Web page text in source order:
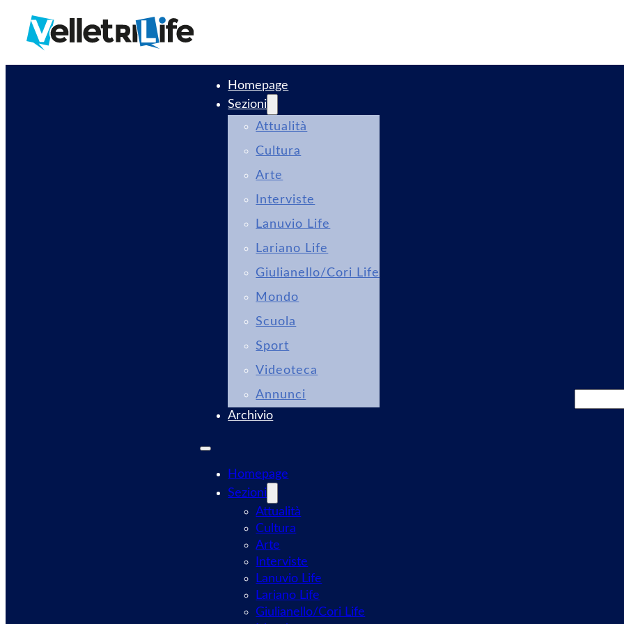
Homepage
Sezioni
Attualità
Cultura
Arte
Interviste
Lanuvio Life
Lariano Life
Giulianello/Cori Life
Mondo
Scuola
Sport
Videoteca
Annunci
Archivio
Homepage
Sezioni
Attualità
Cultura
Arte
Interviste
Lanuvio Life
Lariano Life
Giulianello/Cori Life